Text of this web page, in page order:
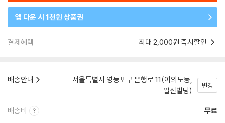
앱 다운 시 1천원 상품권
결제혜택 최대 2,000원 즉시할인
배송안내
서울특별시 영등포구 은행로 11(여의도동,
일신빌딩)
변경
배송비 무료